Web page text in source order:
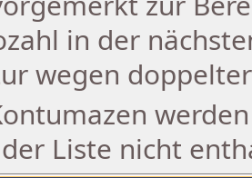
in der
wegen
Liste nicht